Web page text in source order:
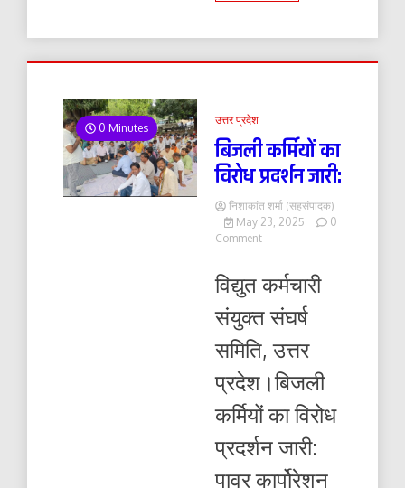
0 Minutes
उत्तर प्रदेश
बिजली कर्मियों का
विरोध प्रदर्शन जारी:
निशाकांत शर्मा (सहसंपादक)
May 23, 2025
0
Commenton
कर्मियों
का
प्रदर्शन
विद्युत कर्मचारी
संयुक्त संघर्ष
समिति, उत्तर
प्रदेश।बिजली
कर्मियों का विरोध
प्रदर्शन जारी:
पावर कार्पोरेशन